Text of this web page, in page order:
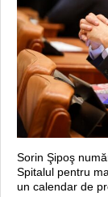
Sorin Şipoş
Spitalul pentru
un calendar de